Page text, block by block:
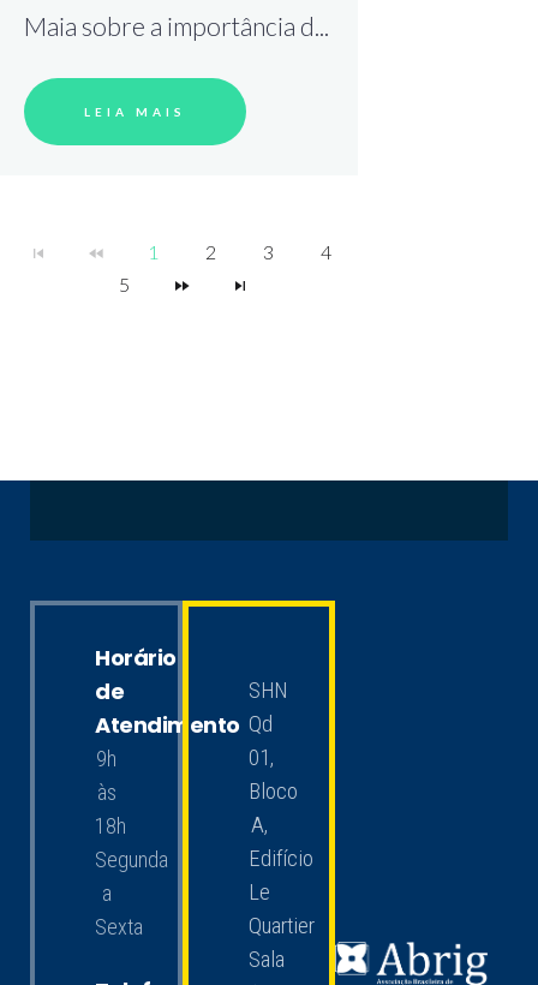
Maia sobre a importância d...
LEIA MAIS
1 2 3
4
5
Horário
de
Atendimento
9h
às
18h
Segunda
a
Sexta
SHN
Qd
01,
Bloco
A,
Edifício
Le
Quartier
Sala